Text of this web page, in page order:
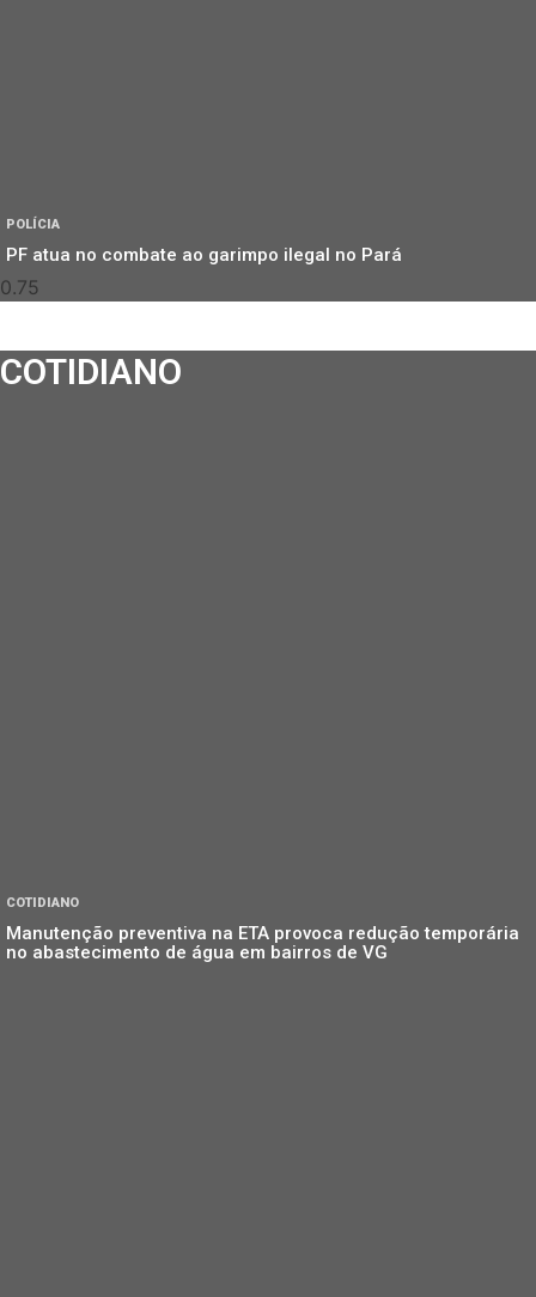
POLÍCIA
PF atua no combate ao garimpo ilegal no Pará
COTIDIANO
COTIDIANO
Manutenção preventiva na ETA provoca redução temporária
no abastecimento de água em bairros de VG